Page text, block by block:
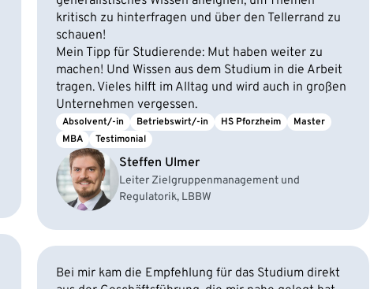
kritisch zu hinterfragen und über den Tellerrand zu
schauen!
Mein Tipp für Studierende: Mut haben weiter zu
machen! Und Wissen aus dem Studium in die Arbeit
tragen. Vieles hilft im Alltag und wird auch in großen
Unternehmen vergessen.
Absolvent/-in Betriebswirt/-in HS Pforzheim
Master
MBA
Testimonial
Steffen Ulmer
Leiter Zielgruppenmanagement und
Regulatorik, LBBW
Bei mir kam die Empfehlung für das Studium direkt